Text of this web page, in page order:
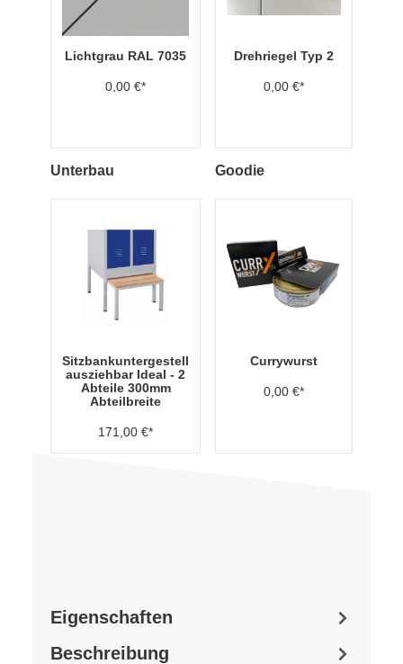
Lichtgrau RAL 7035
0,00 €*
Drehriegel Typ 2
0,00 €*
Unterbau
Sitzbankuntergestell
ausziehbar Ideal - 2
Abteile 300mm
Abteilbreite
171,00 €*
Goodie
Currywurst
0,00 €*
Beschreibung
Eigenschaften